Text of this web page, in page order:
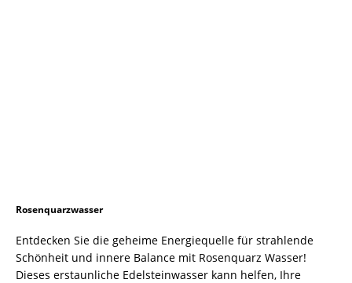
Rosenquarzwasser
Entdecken Sie die geheime Energiequelle für strahlende
Schönheit und innere Balance mit Rosenquarz Wasser!
Dieses erstaunliche Edelsteinwasser kann helfen, Ihre